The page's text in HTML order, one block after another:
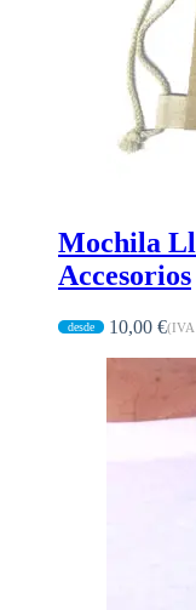
Mochila
Accesorios
10,00 €(IVA